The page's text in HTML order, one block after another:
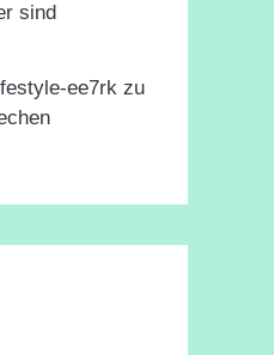
sind
ee7rk zu